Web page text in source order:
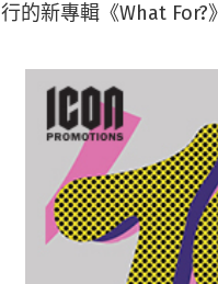
行的新專輯《What For?